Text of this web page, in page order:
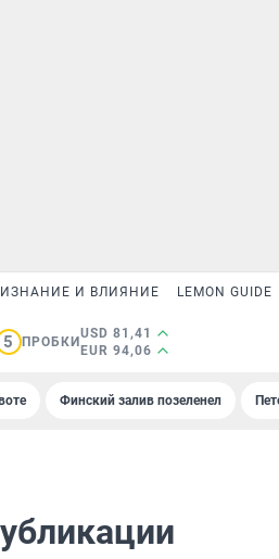
И ВЛИЯНИЕ LEMON GUIDE
5 ПРОБКИ
USD 81,41
EUR 94,06
Финский залив позеленел